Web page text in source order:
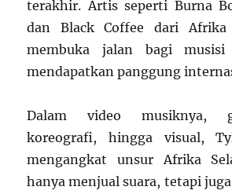
terakhir. Artis seperti Burna
dan Black Coffee dari Afrika
membuka jalan bagi
mendapatkan panggung
Dalam video musiknya,
koreografi, hingga visual,
mengangkat unsur Afrika
hanya menjual suara, tetapi